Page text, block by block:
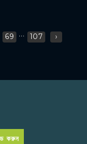
69 ... 107 ›
করুন